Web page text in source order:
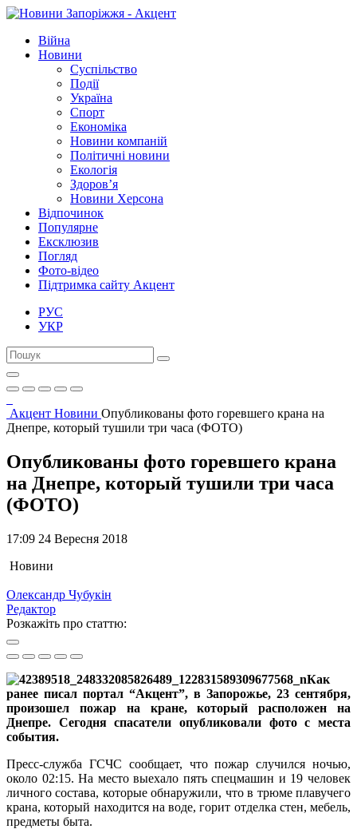
Війна
Новини
Суспільство
Події
Україна
Спорт
Економіка
Новини компаній
Політичні новини
Екологія
Здоров’я
Новини Херсона
Відпочинок
Популярне
Ексклюзив
Погляд
Фото-відео
Підтримка сайту Акцент
РУС
УКР
Акцент Новини Опубликованы фото горевшего крана на
Днепре, который тушили три часа (ФОТО)
Опубликованы фото горевшего крана
на Днепре, который тушили три часа
(ФОТО)
17:09 24 Вересня 2018
Новини
Олександр Чубукін
Редактор
Розкажіть про статтю:
Как
ранее писал портал “Акцент”, в Запорожье, 23 сентября,
произошел пожар на кране, который расположен на
Днепре. Сегодня спасатели опубликовали фото с места
события.
Пресс-служба ГСЧС сообщает, что пожар случился ночью,
около 02:15. На место выехало пять спецмашин и 19 человек
личного состава, которые обнаружили, что в трюме плавучего
крана, который находится на воде, горит отделка стен, мебель,
предметы быта.